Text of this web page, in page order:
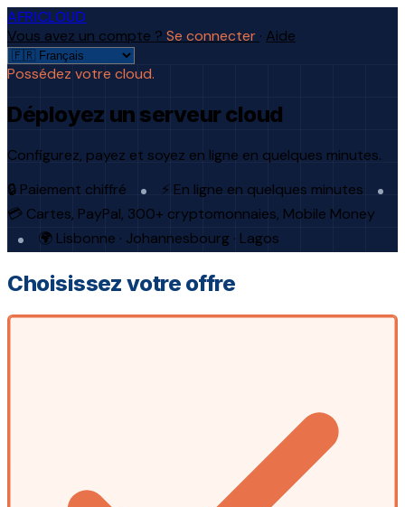
AFRICLOUD
Vous avez un compte ? Se connecter · Aide
Possédez votre cloud.
Déployez un serveur cloud
Configurez, payez et soyez en ligne en quelques minutes.
🔒 Paiement chiffré
⚡ En ligne en quelques minutes
💳 Cartes, PayPal, 300+ cryptomonnaies, Mobile Money
🌍 Lisbonne · Johannesbourg · Lagos
Choisissez votre offre